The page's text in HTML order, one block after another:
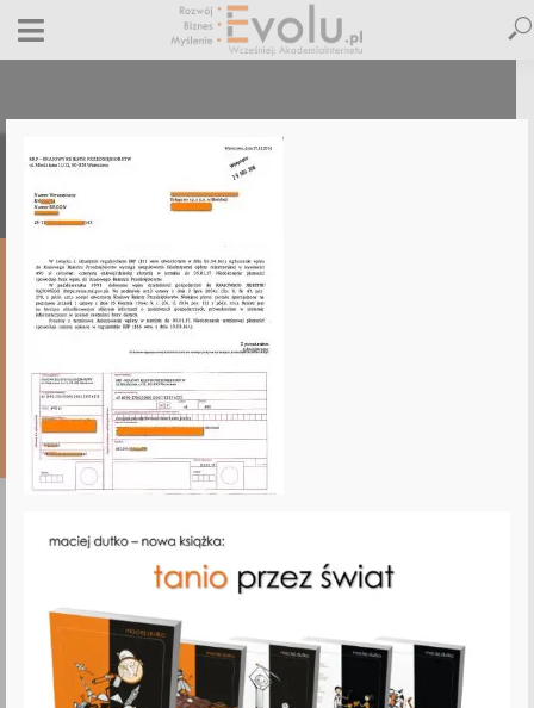
krajowy-rejesstr-przedsiebiorstw-
akademia-internetu
Dodaj komentarz
DODAJ